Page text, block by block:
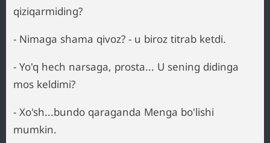
qiziqarmiding?
- Nimaga shama qivoz? - u biroz titrab ketdi.
- Yo'q hech narsaga, prosta... U sening didinga
mos keldimi?
- Xo'sh...bundo qaraganda Menga bo'lishi
mumkin.